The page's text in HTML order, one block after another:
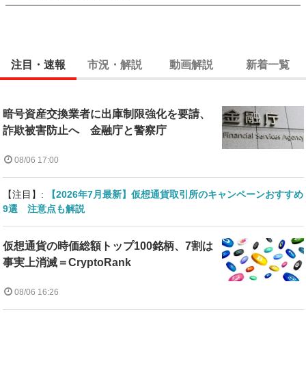
注目・速報 市況・解説 動画解説 新着一覧
暗号資産交換業者に出庫制限強化を要請、
詐欺被害防止へ 金融庁と警察庁
08/06 17:00
【注目】:
【2026年7月最新】仮想通貨取引所のキャンペーンおすすめ
9選 注意点も解説
仮想通貨の時価総額トップ100銘柄、7割は
事実上消滅＝CryptoRank
08/06 16:26